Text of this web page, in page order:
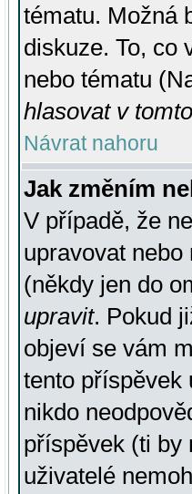
tématu. Možná
diskuze. To, co
nebo tématu
hlasovat v
Návrat nahoru
Jak změním
V případě, že
upravovat
(někdy jen do
upravit. Pokud
objeví se vám
tento příspěvek
nikdo
příspěvek (ti by
uživatelé